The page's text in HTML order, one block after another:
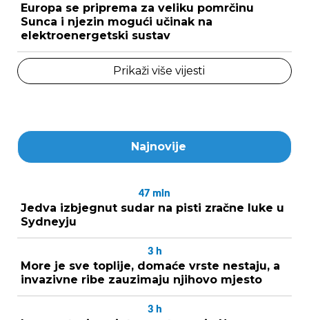
Europa se priprema za veliku pomrčinu
Sunca i njezin mogući učinak na
elektroenergetski sustav
Prikaži više vijesti
Najnovije
47 min
Jedva izbjegnut sudar na pisti zračne luke u
Sydneyju
3 h
More je sve toplije, domaće vrste nestaju, a
invazivne ribe zauzimaju njihovo mjesto
3 h